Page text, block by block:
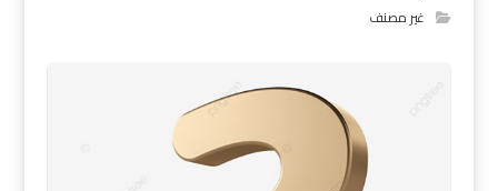
غير مصنف